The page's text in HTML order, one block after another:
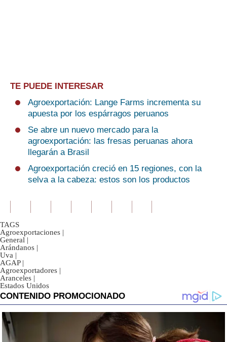
TE PUEDE INTERESAR
Agroexportación: Lange Farms incrementa su
apuesta por los espárragos peruanos
Se abre un nuevo mercado para la
agroexportación: las fresas peruanas ahora
llegarán a Brasil
Agroexportación creció en 15 regiones, con la
selva a la cabeza: estos son los productos
TAGS
Agroexportaciones |
General |
Arándanos |
Uva |
AGAP |
Agroexportadores |
Aranceles |
Estados Unidos